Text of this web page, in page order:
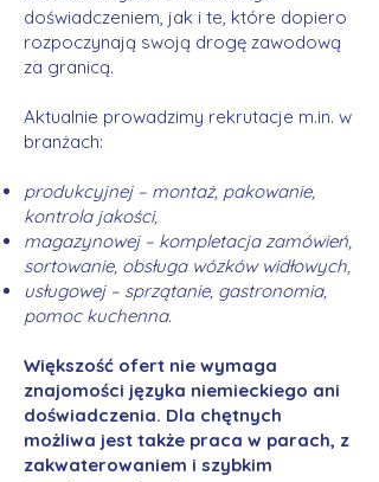
doświadczeniem, jak i te, które dopiero
rozpoczynają swoją drogę zawodową
za granicą.
Aktualnie prowadzimy rekrutacje m.in. w
branżach:
produkcyjnej – montaż, pakowanie,
kontrola jakości,
magazynowej – kompletacja zamówień,
sortowanie, obsługa wózków widłowych,
usługowej – sprzątanie, gastronomia,
pomoc kuchenna.
Większość ofert nie wymaga
znajomości języka niemieckiego ani
doświadczenia. Dla chętnych
możliwa jest także praca w parach, z
zakwaterowaniem i szybkim